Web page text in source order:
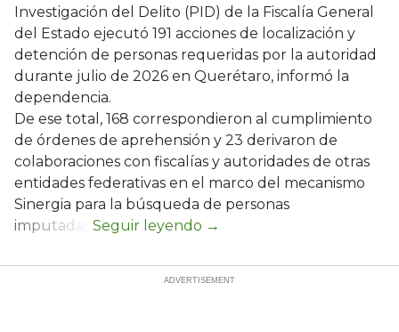
Investigación del Delito (PID) de la Fiscalía General
del Estado ejecutó 191 acciones de localización y
detención de personas requeridas por la autoridad
durante julio de 2026 en Querétaro, informó la
dependencia.
De ese total, 168 correspondieron al cumplimiento
de órdenes de aprehensión y 23 derivaron de
colaboraciones con fiscalías y autoridades de otras
entidades federativas en el marco del mecanismo
Sinergia para la búsqueda de personas
imputadas.